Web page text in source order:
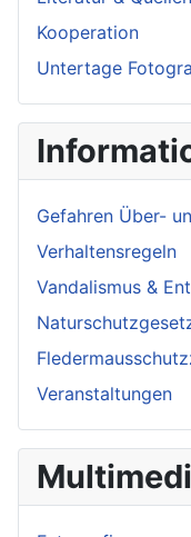
Kooperation
Untertage
Gefahren Über-
Verhaltensregeln
Vandalismus &
Veranstaltungen